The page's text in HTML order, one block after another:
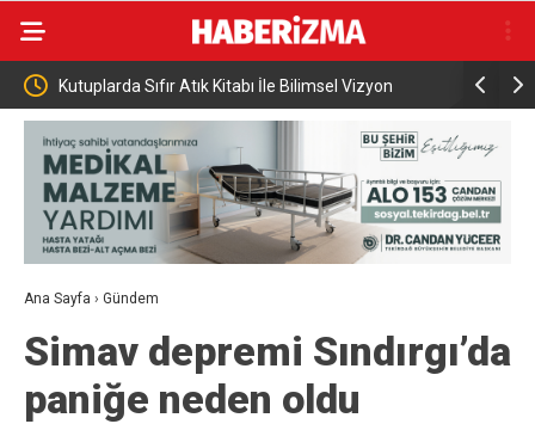
Gör” Kutuplarda Sıfır Atık Kitabı İle Bilimsel Vizyon
Tanıtıldı
KKTC
egemen
Ana Sayfa › Gündem
Simav depremi Sındırgı’da
paniğe neden oldu